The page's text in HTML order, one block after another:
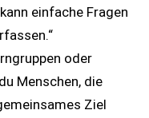
einfache Fragen
oder
Menschen, die
Ziel